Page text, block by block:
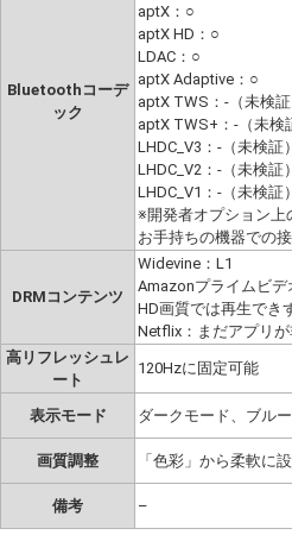
Bluetoothコーデ
ック
aptX：○
aptX HD：○
LDAC：○
aptX Adaptive：○
aptX TWS：-（未検証
aptX TWS+：-（未検
LHDC_V3：-（未検証）
LHDC_V2：-（未検証）
LHDC_V1：-（未検証）
※開発者オプション上
お手持ちの機器での
DRMコンテンツ
Widevine：L1
Amazonプライムビデ
HD画質では再生でき
Netflix：まだアプリ
高リフレッシュレ
ート
120Hzに固定可能
表示モード ダークモード、ブル
画質調整 「色彩」から柔軟に
備考 –